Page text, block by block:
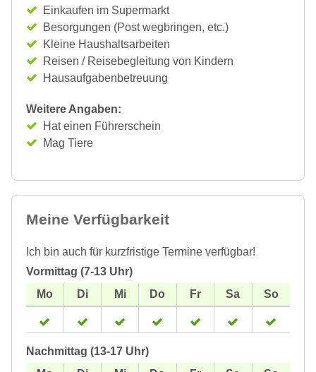
Einkaufen im Supermarkt
Besorgungen (Post wegbringen, etc.)
Kleine Haushaltsarbeiten
Reisen / Reisebegleitung von Kindern
Hausaufgabenbetreuung
Weitere Angaben:
Hat einen Führerschein
Mag Tiere
Meine Verfügbarkeit
Ich bin auch für kurzfristige Termine verfügbar!
Vormittag (7-13 Uhr)
Nachmittag (13-17 Uhr)